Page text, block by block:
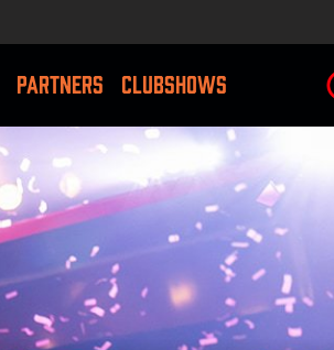
PARTNERS CLUBSHOWS